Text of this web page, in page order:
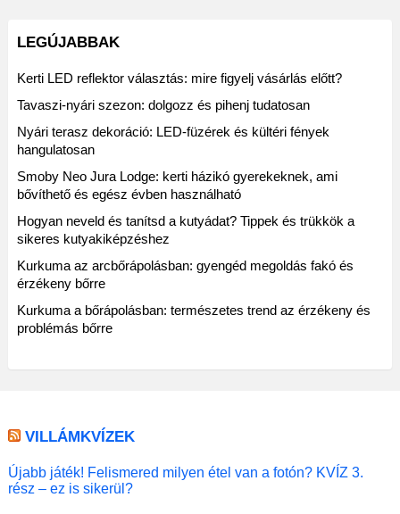
LEGÚJABBAK
Kerti LED reflektor választás: mire figyelj vásárlás előtt?
Tavaszi-nyári szezon: dolgozz és pihenj tudatosan
Nyári terasz dekoráció: LED-füzérek és kültéri fények
hangulatosan
Smoby Neo Jura Lodge: kerti házikó gyerekeknek, ami
bővíthető és egész évben használható
Hogyan neveld és tanítsd a kutyádat? Tippek és trükkök a
sikeres kutyakiképzéshez
Kurkuma az arcbőrápolásban: gyengéd megoldás fakó és
érzékeny bőrre
Kurkuma a bőrápolásban: természetes trend az érzékeny és
problémás bőrre
VILLÁMKVÍZEK
Újabb játék! Felismered milyen étel van a fotón? KVÍZ 3.
rész – ez is sikerül?